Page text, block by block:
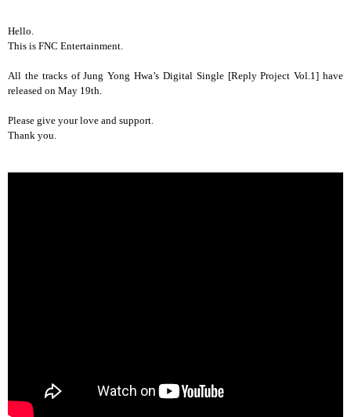
Hello.
This is FNC Entertainment.
All the tracks of Jung Yong Hwa’s Digital Single [Reply Project Vol.1] have
released on May 19th.
Please give your love and support.
Thank you.